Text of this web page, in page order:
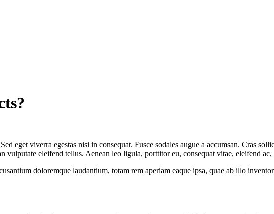
eget viverra egestas nisi in consequat. Fusce sodales augue a accumsan. Cras
vulputate eleifend tellus. Aenean leo ligula, porttitor eu, consequat vitae, eleifend ac,
doloremque laudantium, totam rem aperiam eaque ipsa, quae ab illo